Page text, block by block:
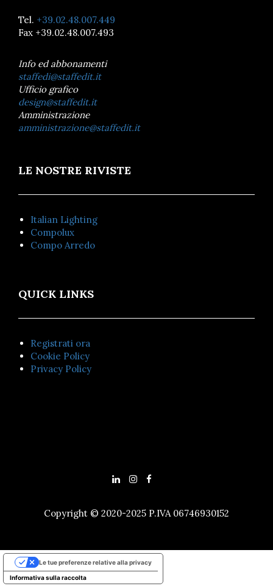
Tel. +39.02.48.007.449
Fax +39.02.48.007.493
Info ed abbonamenti
staffedi@staffedit.it
Ufficio grafico
design@staffedit.it
Amministrazione
amministrazione@staffedit.it
LE NOSTRE RIVISTE
Italian Lighting
Compolux
Compo Arredo
QUICK LINKS
Registrati ora
Cookie Policy
Privacy Policy
Copyright © 2020-2025 P.IVA 06746930152
Informativa sulla raccolta
Le tue preferenze relative alla privacy